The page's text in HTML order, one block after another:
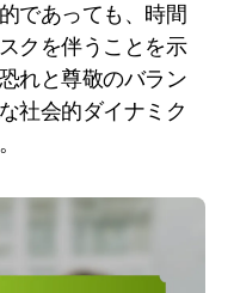
であっても、時間
クを伴うことを示
れと尊敬のバラン
社会的ダイナミク